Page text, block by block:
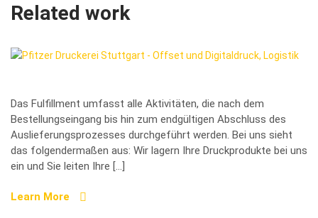
Related work
Das Fulfillment umfasst alle Aktivitäten, die nach dem
Bestellungseingang bis hin zum endgültigen Abschluss des
Auslieferungsprozesses durchgeführt werden. Bei uns sieht
das folgendermaßen aus: Wir lagern Ihre Druckprodukte bei uns
ein und Sie leiten Ihre […]
Learn More